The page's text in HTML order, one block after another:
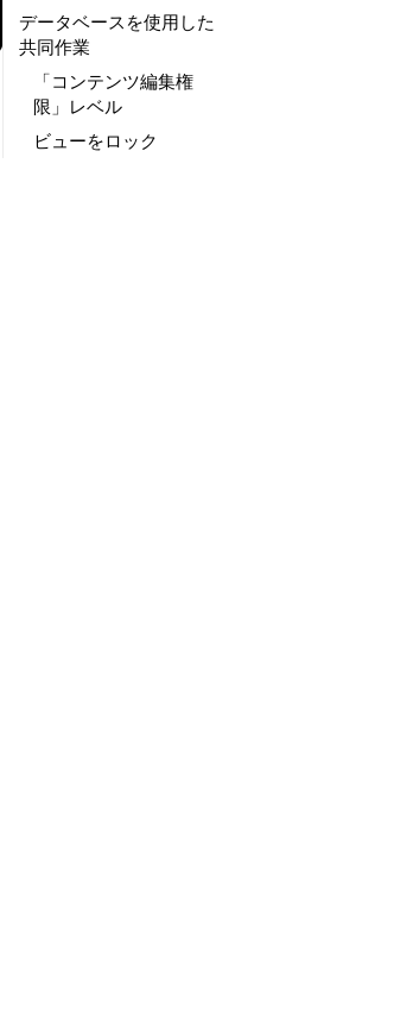
データベースを使用した
共同作業
「コンテンツ編集権
限」レベル
ビューをロック